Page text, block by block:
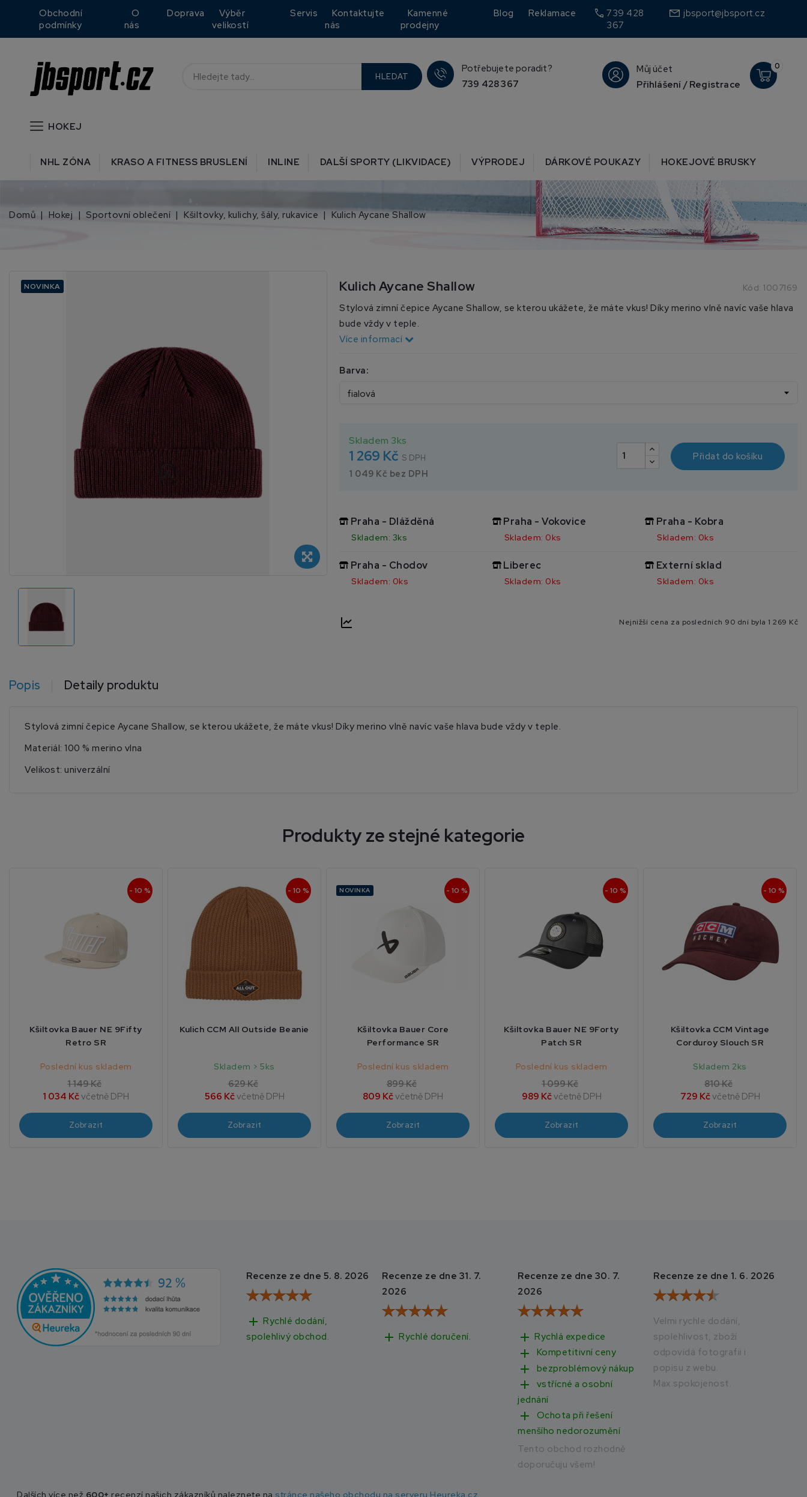
Obchodní
podmínky
O
nás
Doprava
Výběr
velikostí
Servis
Kontaktujte
nás
Kamenné
prodejny
Blog Reklamace call 739 428
367
jbsport@jbsport.cz
0
Můj účet
Přihlášení / Registrace
HLEDAT
Potřebujete poradit?
739 428 367
HOKEJ
NHL ZÓNA KRASO A FITNESS BRUSLENÍ INLINE DALŠÍ SPORTY (LIKVIDACE) VÝPRODEJ DÁRKOVÉ POUKAZY HOKEJOVÉ BRUSKY
Domů Hokej Sportovní oblečení Kšiltovky, kulichy, šály, rukavice Kulich Aycane Shallow
NOVINKA Kulich Aycane Shallow Kód: 1007169
Stylová zimní čepice Aycane Shallow, se kterou ukážete, že máte vkus! Díky merino vlně navíc vaše hlava
bude vždy v teple.
Více informací
Barva:
Skladem 3ks
1 269 Kč S DPH
1 049 Kč bez DPH
Přidat do košíku
Praha - Dlážděná
Skladem: 3ks
Praha - Vokovice
Skladem: 0ks
Praha - Kobra
Skladem: 0ks
Praha - Chodov
Skladem: 0ks
Liberec
Skladem: 0ks
Externí sklad
Skladem: 0ks
Nejnižší cena za posledních 90 dní byla 1 269 Kč
Popis Detaily produktu
Stylová zimní čepice Aycane Shallow, se kterou ukážete, že máte vkus! Díky merino vlně navíc vaše hlava bude vždy v teple.
Materiál: 100 % merino vlna
Velikost: univerzální
Produkty ze stejné kategorie
- 10 %
Kšiltovka Bauer NE 9Fifty
Retro SR
Poslední kus skladem
1 149 Kč
1 034 Kčvčetně DPH
Zobrazit
- 10 %
Kulich CCM All Outside Beanie
Skladem > 5ks
629 Kč
566 Kčvčetně DPH
Zobrazit
NOVINKA - 10 %
Kšiltovka Bauer Core
Performance SR
Poslední kus skladem
899 Kč
809 Kčvčetně DPH
Zobrazit
- 10 %
Kšiltovka Bauer NE 9Forty
Patch SR
Poslední kus skladem
1 099 Kč
989 Kčvčetně DPH
Zobrazit
- 10 %
Kšiltovka CCM Vintage
Corduroy Slouch SR
Skladem 2ks
810 Kč
729 Kčvčetně DPH
Zobrazit
Recenze ze dne 5. 8. 2026
add Rychlé dodání,
spolehlivý obchod.
Recenze ze dne 31. 7.
2026
add Rychlé doručení.
Recenze ze dne 30. 7.
2026
add Rychlá expedice
add Kompetitivní ceny
add bezproblémový nákup
add
vstřícné a osobní
jednání
add
Ochota při řešení
menšího nedorozumění
Tento obchod rozhodně
doporučuju všem!
Recenze ze dne 1. 6. 2026
Velmi rychle dodání,
spolehlivost, zboží
odpovídá fotografii i
popisu z webu.
Max.spokojenost.
Dalších více než 600+ recenzí našich zákazníků naleznete na stránce našeho obchodu na serveru Heureka.cz.